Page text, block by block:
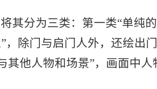
其分为三类：第一类“单纯
，除门与启门人外，还绘出
其他人物和场景”，画面中人